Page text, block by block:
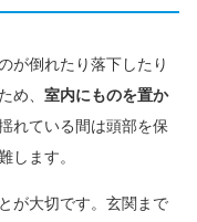
が倒れたり落下したり
め、 室内にものを置か
れている間は頭部を保
します。
が大切です。玄関まで